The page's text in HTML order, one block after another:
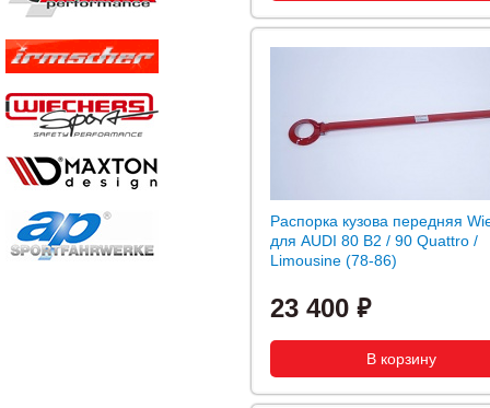
Распорка кузова передняя
для AUDI 80 B2 / 90 Quattro /
Limousine (78-86)
23 400